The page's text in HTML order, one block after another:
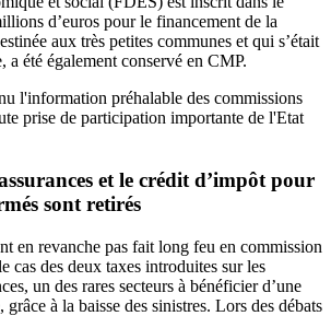
d’euros pour le financement de la
aux très petites communes et qui s’était
a été également conservé en CMP.
l'information préhalable des commissions
prise de participation importante de l'Etat
et le crédit d’impôt pour
sont retirés
en revanche pas fait long feu en commission
cas des deux taxes introduites sur les
, un des rares secteurs à bénéficier d’une
à la baisse des sinistres. Lors des débats